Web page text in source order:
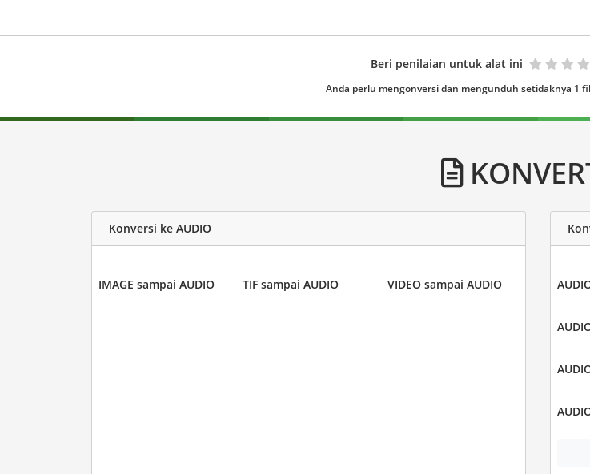
Beri penilaian untuk alat ini
Anda perlu mengonversi dan mengunduh setidaknya 1
Konversi ke AUDIO
IMAGE sampai AUDIO TIF sampai AUDIO VIDEO sampai AUDIO